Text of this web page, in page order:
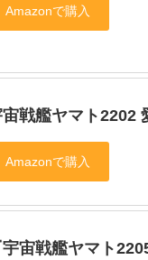
戦艦ヤマト2202
宇宙戦艦ヤマト